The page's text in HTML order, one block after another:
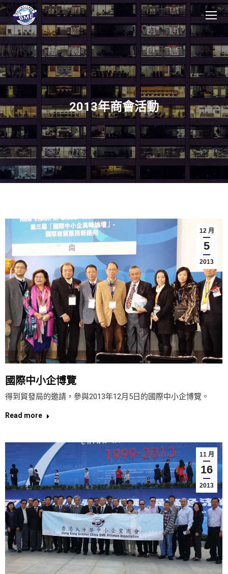
2013年商會活動
12 月
5
2013
國際中小企博覽
得到貿發局的邀請，參與2013年12月5日的國際中小企博覽。
Read more
11 月
16
2013